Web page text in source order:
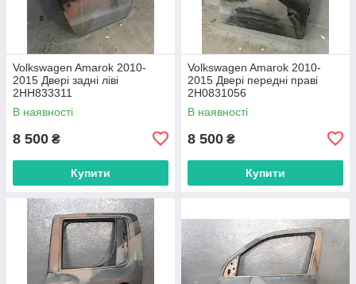
Volkswagen Amarok 2010-
2015 Двері задні ліві
2HH833311
В наявності
8 500 ₴
Купити
Volkswagen Amarok 2010-
2015 Двері передні праві
2H0831056
В наявності
8 500 ₴
Купити